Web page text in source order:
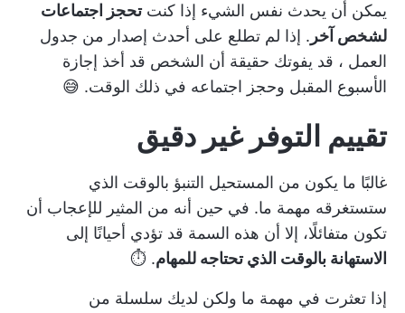
يمكن أن يحدث نفس الشيء إذا كنتتحجز اجتماعات
لشخص آخر . إذا لم تطلع على أحدث إصدار من جدول
العمل ، قد يفوتك حقيقة أن الشخص قد أخذ إجازة
الأسبوع المقبل وحجز اجتماعه في ذلك الوقت. 😅
تقييم التوفر غير دقيق
غالبًا ما يكون من المستحيل التنبؤ بالوقت الذي
ستستغرقه مهمة ما. في حين أنه من المثير للإعجاب أن
تكون متفائلًا، إلا أن هذه السمة قد تؤدي أحيانًا إلى
الاستهانة بالوقت الذي تحتاجه للمهام. ⏱️
إذا تعثرت في مهمة ما ولكن لديك سلسلة من